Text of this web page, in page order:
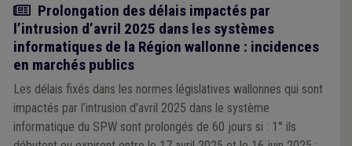
Actualité
Prolongation des délais impactés par
l’intrusion d’avril 2025 dans les systèmes
informatiques de la Région wallonne : incidences
en marchés publics
Les délais fixés dans les normes législatives wallonnes qui sont
impactés par l’intrusion d’avril 2025 dans le système
informatique du SPW sont prolongés de 60 jours si : 1° ils